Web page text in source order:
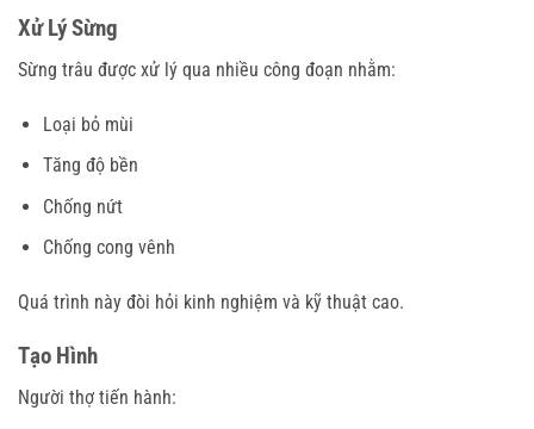
Xử Lý Sừng
Sừng trâu được xử lý qua nhiều công đoạn nhằm:
Loại bỏ mùi
Tăng độ bền
Chống nứt
Chống cong vênh
Quá trình này đòi hỏi kinh nghiệm và kỹ thuật cao.
Tạo Hình
Người thợ tiến hành: